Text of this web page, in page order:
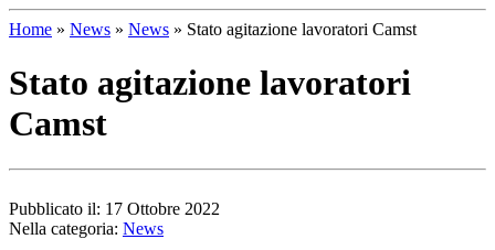
Home » News » News » Stato agitazione lavoratori Camst
Stato agitazione lavoratori
Camst
Pubblicato il: 17 Ottobre 2022
Nella categoria: News